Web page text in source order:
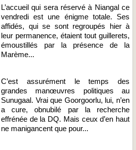
L’accueil qui sera réservé à Niangal ce
vendredi est une énigme totale. Ses
affidés, qui se sont regroupés hier à
leur permanence, étaient tout guillerets,
émoustillés par la présence de la
Marème...
C’est assurément le temps des
grandes manœuvres politiques au
Sunugaal. Vrai que Goorgoorlu, lui, n’en
a cure, obnubilé par la recherche
effrénée de la DQ. Mais ceux d’en haut
ne manigancent que pour...